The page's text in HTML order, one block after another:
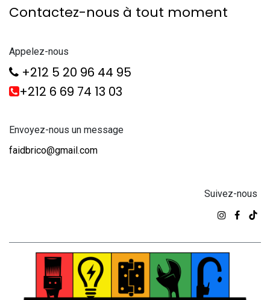
Contactez-nous à tout moment
Appelez-nous
+212 5 20 96 44 95
+212 6 69 74 13 03
Envoyez-nous un message
faidbrico@gmail.com
Suivez-nous